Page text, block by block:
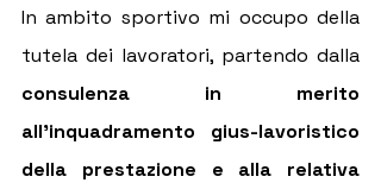
In ambito sportivo mi occupo della
consulenza in merito
all'inquadramento gius-lavoristico
della prestazione e alla relativa